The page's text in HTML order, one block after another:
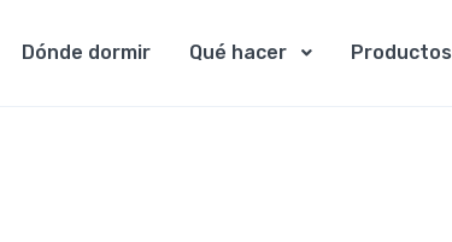
Dónde dormir Qué hacer Productos